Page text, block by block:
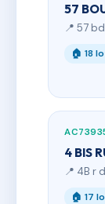
57
📍 57
🏠 18
4 BIS
📍 4B r
🏠 17